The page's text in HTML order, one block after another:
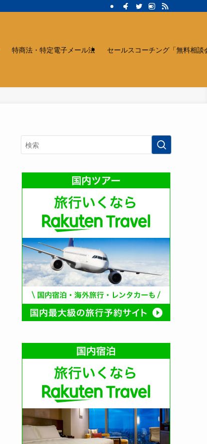
特商法・特定電子メール法 セールスコーチング「無料相談